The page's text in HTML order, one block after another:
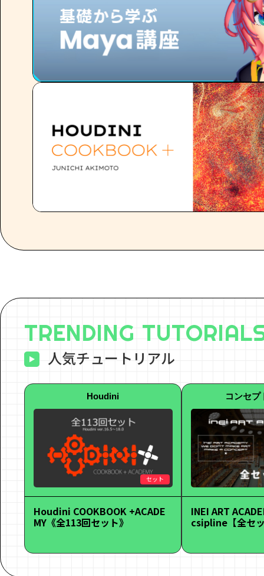
TRENDING
人気チュートリアル
Houdini
セット
Houdini COOKBOOK +ACADE
MY《全113回セット》
コンセプ
INEI ART
csipline【全セ